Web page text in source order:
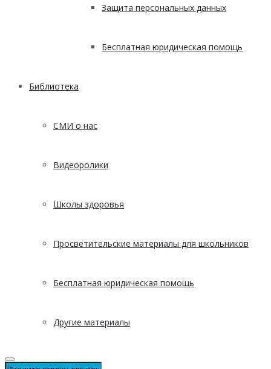
Защита персональных данных
Бесплатная юридическая помощь
Библиотека
СМИ о нас
Видеоролики
Школы здоровья
Просветительские материалы для школьников
Бесплатная юридическая помощь
Другие материалы